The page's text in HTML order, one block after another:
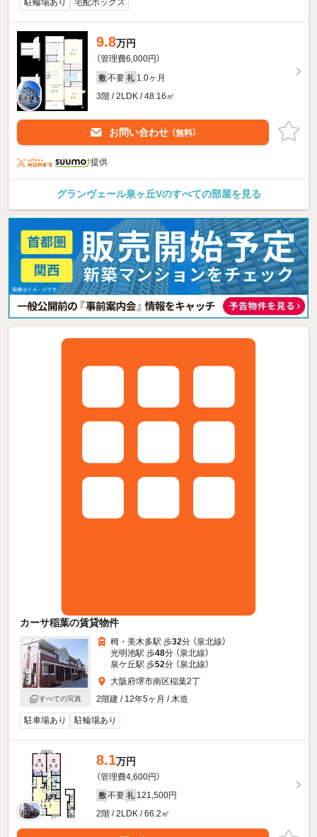
駐輪場あり 宅配ボックス
9.8万円
（管理費6,000円）
敷 不要 礼 1.0ヶ月
3階 / 2LDK / 48.16㎡
お問い合わせ （無料）
提供
グランヴェール泉ヶ丘Vのすべての部屋を見る
カーサ稲葉の賃貸物件
すべての写真
栂・美木多駅 歩32分 （泉北線）
光明池駅 歩48分 （泉北線）
泉ケ丘駅 歩52分 （泉北線）
大阪府堺市南区稲葉2丁
2階建 / 12年5ヶ月 / 木造
駐車場あり 駐輪場あり
8.1万円
（管理費4,600円）
敷 不要 礼 121,500円
2階 / 2LDK / 66.2㎡